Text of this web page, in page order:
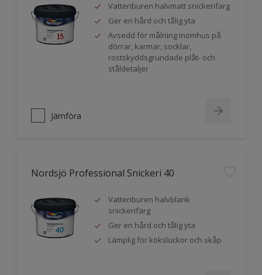
Vattenburen halvmatt snickerifärg
Ger en hård och tålig yta
Avsedd för målning inomhus på
dörrar, karmar, socklar,
rostskyddsgrundade plåt- och
ståldetaljer
Jämföra
Nordsjö Professional Snickeri 40
Vattenburen halvblank
snickerifärg
Ger en hård och tålig yta
Lämplig för köksluckor och skåp